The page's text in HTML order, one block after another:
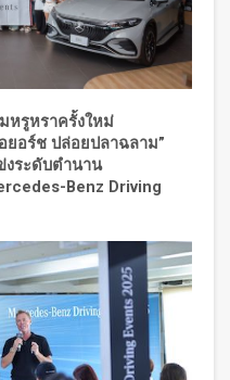
หรูหราครั้งใหม่
ยอร์ช ปล่อยปลาฉลาม”
งระดับตำนาน
Benz Driving